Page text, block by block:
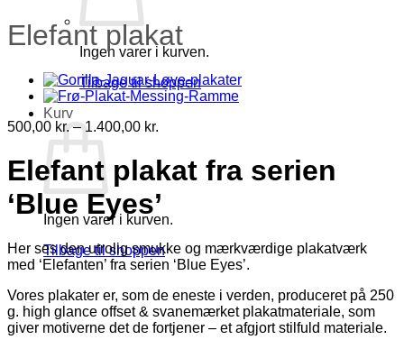
Ingen varer i kurven.
Tilbage til shoppen
Kurv
Ingen varer i kurven.
Tilbage til shoppen
Elefant plakat
500,00 kr. – 1.400,00 kr.
til
1.400,00 kr.
Elefant plakat fra serien
‘Blue Eyes’
Her ses den utrolig smukke og mærkværdige plakatværk
med ‘Elefanten’ fra serien ‘Blue Eyes’.
Vores plakater er, som de eneste i verden, produceret på 250
g. high glance offset & svanemærket plakatmateriale, som
giver motiverne det de fortjener – et afgjort stilfuld materiale.